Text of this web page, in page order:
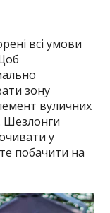
всі умови
зону
вуличних
Шезлонги
у
побачити на